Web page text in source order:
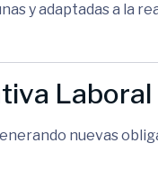
y adaptadas a la
Laboral
nuevas